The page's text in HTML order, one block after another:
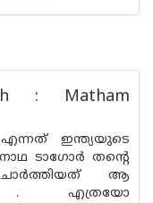
: Matham
എന്നത് ഇന്ത്യയുടെ
ടാഗോര്‍ തന്റെ
ചാര്‍ത്തിയത് ആ
. എത്രയോ